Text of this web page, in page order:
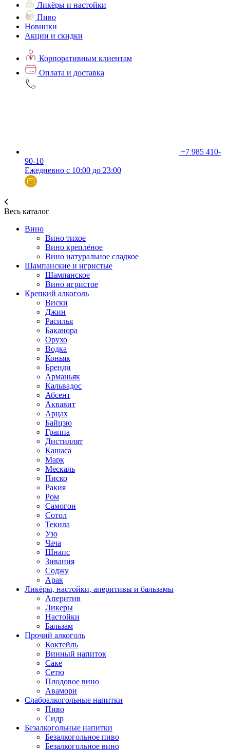
Ликёры и настойки
Пиво
Новинки
Акции и скидки
Корпоративным клиентам
Оплата и доставка
+7 985 410-
90-10
Ежедневно с 10:00 до 23:00
Весь каталог
Вино
Вино тихое
Вино креплёное
Вино натуральное сладкое
Шампанские и игристые
Шампанское
Вино игристое
Крепкий алкоголь
Виски
Джин
Расилья
Баканора
Орухо
Водка
Коньяк
Бренди
Арманьяк
Кальвадос
Абсент
Аквавит
Арцах
Байцзю
Граппа
Дистиллят
Кашаса
Марк
Мескаль
Писко
Ракия
Ром
Самогон
Сотол
Текила
Узо
Чача
Шнапс
Зивания
Соджу
Арак
Ликёры, настойки, аперитивы и бальзамы
Аперитив
Ликеры
Настойки
Бальзам
Прочий алкоголь
Коктейль
Винный напиток
Саке
Сетю
Плодовое вино
Авамори
Слабоалкогольные напитки
Пиво
Сидр
Безалкогольные напитки
Безалкогольное пиво
Безалкогольное вино